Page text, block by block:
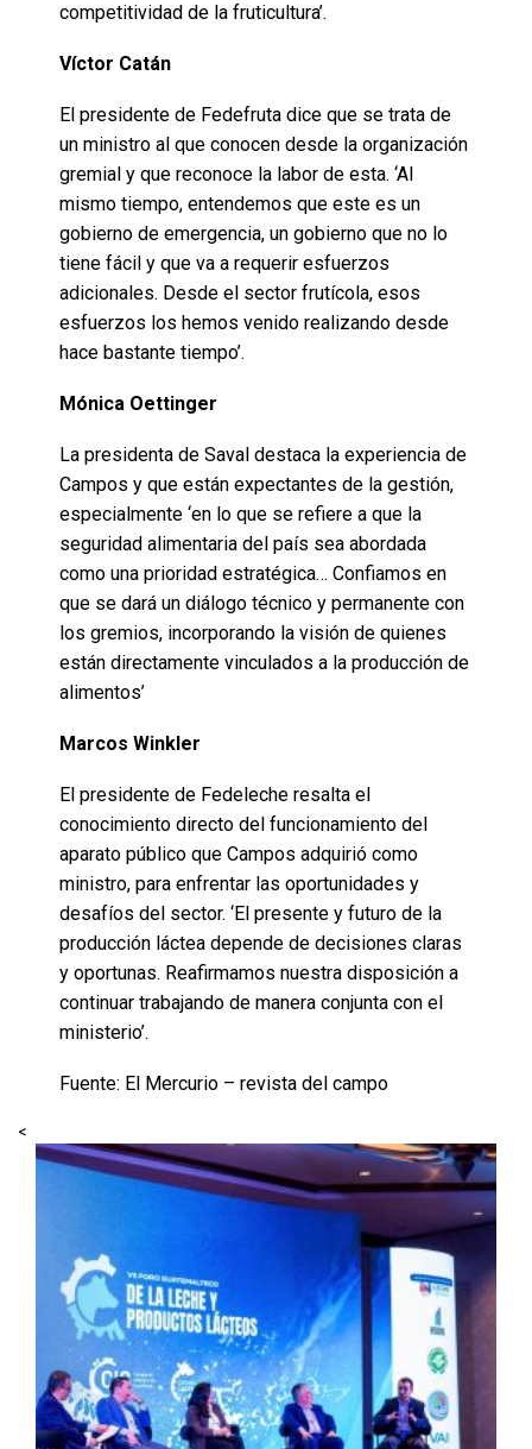
competitividad de la fruticultura’.
Víctor Catán
El presidente de Fedefruta dice que se trata de
un ministro al que conocen desde la organización
gremial y que reconoce la labor de esta. ‘Al
mismo tiempo, entendemos que este es un
gobierno de emergencia, un gobierno que no lo
tiene fácil y que va a requerir esfuerzos
adicionales. Desde el sector frutícola, esos
esfuerzos los hemos venido realizando desde
hace bastante tiempo’.
Mónica Oettinger
La presidenta de Saval destaca la experiencia de
Campos y que están expectantes de la gestión,
especialmente ‘en lo que se refiere a que la
seguridad alimentaria del país sea abordada
como una prioridad estratégica… Confiamos en
que se dará un diálogo técnico y permanente con
los gremios, incorporando la visión de quienes
están directamente vinculados a la producción de
alimentos’
Marcos Winkler
El presidente de Fedeleche resalta el
conocimiento directo del funcionamiento del
aparato público que Campos adquirió como
ministro, para enfrentar las oportunidades y
desafíos del sector. ‘El presente y futuro de la
producción láctea depende de decisiones claras
y oportunas. Reafirmamos nuestra disposición a
continuar trabajando de manera conjunta con el
ministerio’.
Fuente: El Mercurio – revista del campo
<